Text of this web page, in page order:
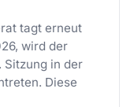
tagt erneut
wird der
Sitzung in der
Diese